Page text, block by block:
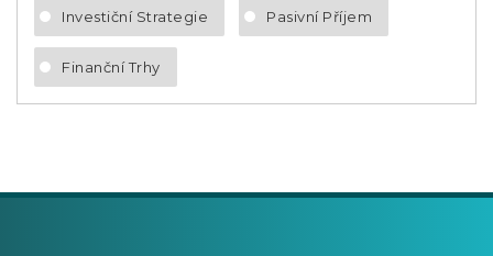
Investiční Strategie Pasivní Příjem
Finanční Trhy